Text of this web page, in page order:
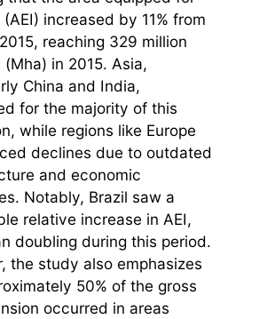
increased by 11% from
reaching 329 million
in 2015. Asia,
China and India,
for the majority of this
while regions like Europe
declines due to outdated
and economic
Notably, Brazil saw a
relative increase in AEI,
doubling during this period.
the study also emphasizes
50% of the gross
occurred in areas